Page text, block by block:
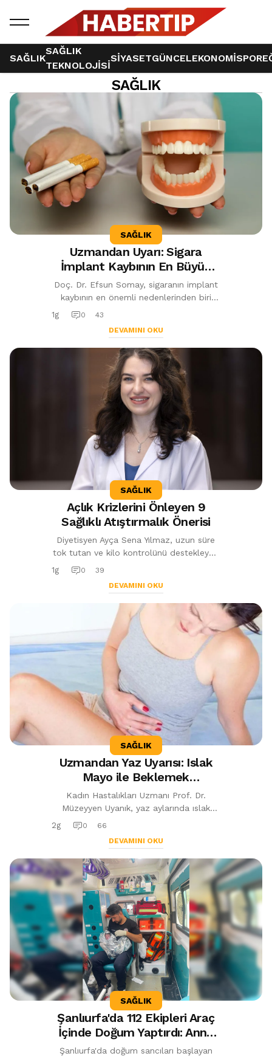
SAĞLIK
SAĞLIK
TEKNOLOJİSİ
SİYASETGÜNCELEKONOMİSPOR
SAĞLIK
126 haber bulundu
SAĞLIK
Uzmandan Uyarı: Sigara
İmplant Kaybının En Büyük
Nedeni
Doç. Dr. Efsun Somay, sigaranın implant
kaybının en önemli nedenlerinden biri
olduğunu belirterek implant tedavisinde
1g 0
43
DEVAMINI OKU
SAĞLIK
Açlık Krizlerini Önleyen 9
Sağlıklı Atıştırmalık Önerisi
Diyetisyen Ayça Sena Yılmaz, uzun süre
tok tutan ve kilo kontrolünü destekleyen
9 sağlıklı atıştırmalığı açıkladı. Çiğ
1g 0
39
DEVAMINI OKU
SAĞLIK
Uzmandan Yaz Uyarısı: Islak
Mayo ile Beklemek
Enfeksiyon Riskini Artırıyor
Kadın Hastalıkları Uzmanı Prof. Dr.
Müzeyyen Uyanık, yaz aylarında ıslak
mayo ile uzun süre kalmanın vajinal ve
2g 0
66
DEVAMINI OKU
SAĞLIK
Şanlıurfa'da 112 Ekipleri Araç
İçinde Doğum Yaptırdı: Anne
ve Bebek Sağlıklı
Şanlıurfa'da doğum sancıları başlayan